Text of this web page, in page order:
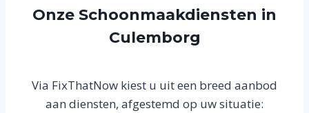
Onze Schoonmaakdiensten in
Culemborg
Via FixThatNow kiest u uit een breed aanbod
aan diensten, afgestemd op uw situatie: